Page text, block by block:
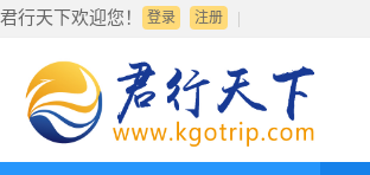
君行天下欢迎您！ 登录 |
注册